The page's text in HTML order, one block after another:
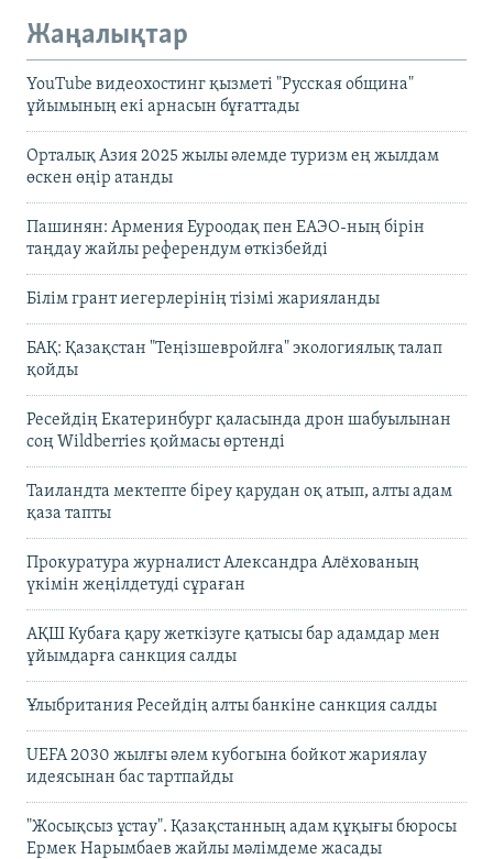
Жаңалықтар
YouTube видеохостинг қызметі "Русская община"
ұйымының екі арнасын бұғаттады
Орталық Азия 2025 жылы әлемде туризм ең жылдам
өскен өңір атанды
Пашинян: Армения Еуроодақ пен ЕАЭО-ның бірін
таңдау жайлы референдум өткізбейді
Білім грант иегерлерінің тізімі жарияланды
БАҚ: Қазақстан "Теңізшевройлға" экологиялық талап
қойды
Ресейдің Екатеринбург қаласында дрон шабуылынан
соң Wildberries қоймасы өртенді
Таиландта мектепте біреу қарудан оқ атып, алты адам
қаза тапты
Прокуратура журналист Александра Алёхованың
үкімін жеңілдетуді сұраған
АҚШ Кубаға қару жеткізуге қатысы бар адамдар мен
ұйымдарға санкция салды
Ұлыбритания Ресейдің алты банкіне санкция салды
UEFA 2030 жылғы әлем кубогына бойкот жариялау
идеясынан бас тартпайды
"Жосықсыз ұстау". Қазақстанның адам құқығы бюросы
Ермек Нарымбаев жайлы мәлімдеме жасады